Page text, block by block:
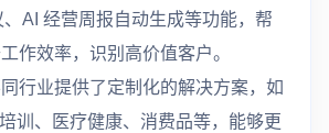
AI 经营周报自动生成等功能，帮
作效率，识别高价值客户。
行业提供了定制化的解决方案，如
训、医疗健康、消费品等，能够更